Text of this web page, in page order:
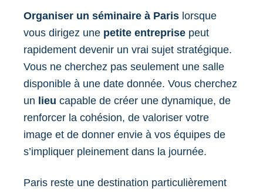
Organiser un séminaire à Paris lorsque
vous dirigez une petite entreprise peut
rapidement devenir un vrai sujet stratégique.
Vous ne cherchez pas seulement une salle
disponible à une date donnée. Vous cherchez
un lieu capable de créer une dynamique, de
renforcer la cohésion, de valoriser votre
image et de donner envie à vos équipes de
s’impliquer pleinement dans la journée.
Paris reste une destination particulièrement